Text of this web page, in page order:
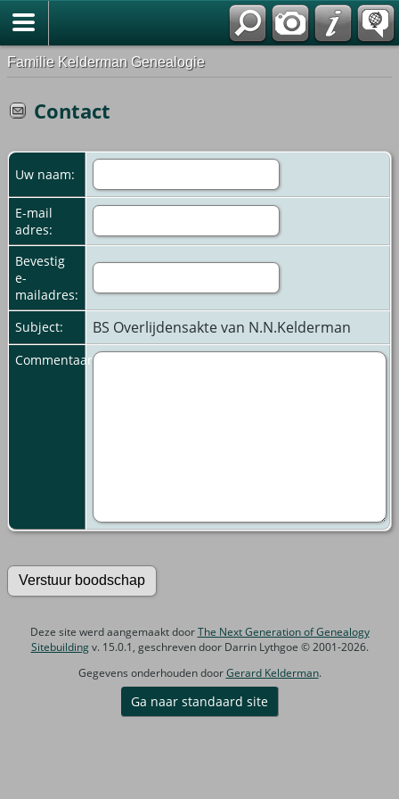
Familie Kelderman Genealogie
Contact
Uw naam:
E-mail
adres:
Bevestig
e-
mailadres:
Subject:
BS Overlijdensakte van N.N.Kelderman
Commentaar:
Deze site werd aangemaakt doorThe Next Generation of Genealogy
Sitebuildingv. 15.0.1, geschreven door Darrin Lythgoe © 2001-2026.
Gegevens onderhouden doorGerard Kelderman.
Ga naar standaard site